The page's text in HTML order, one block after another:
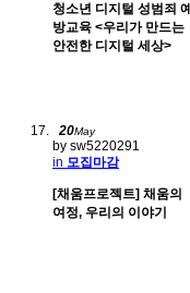
청소년 디지털 성범죄 예
방교육 <우리가 만드는
안전한 디지털 세상>
20May
by sw5220291
in 모집마감
[채움프로젝트] 채움의
여정, 우리의 이야기